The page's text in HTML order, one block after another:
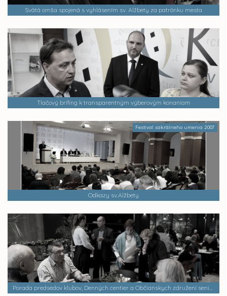
Svätá omša spojená s vyhlásením sv. Alžbety za patrónku mesta
Tlačový brífing k transparentným výberovým konaniam
Festival sakrálneho umenia 2007
Odkazy sv.Alžbety
Porada predsedov klubov, Denných centier a Občianskych združení seniorov mesta Košice